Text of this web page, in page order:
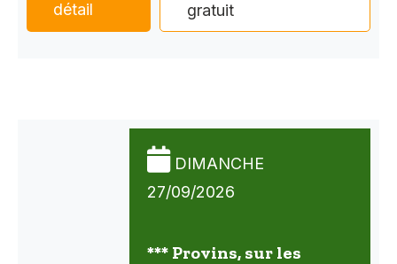
détail
gratuit
DIMANCHE
27/09/2026
*** Provins, sur les